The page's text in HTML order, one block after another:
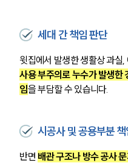
세대 간 책임 판단
윗집에서 발생한 생활상 과실,
사용 부주의로 누수가 발생한
임을 부담할 수 있습니다.
시공사 및 공용부분 책
반면 배관 구조나 방수 공사